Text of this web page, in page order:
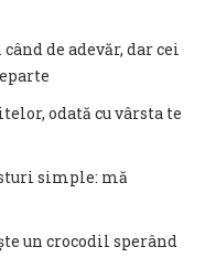
de adevăr, dar cei
odată cu vârsta te
simple: mă
un crocodil sperând